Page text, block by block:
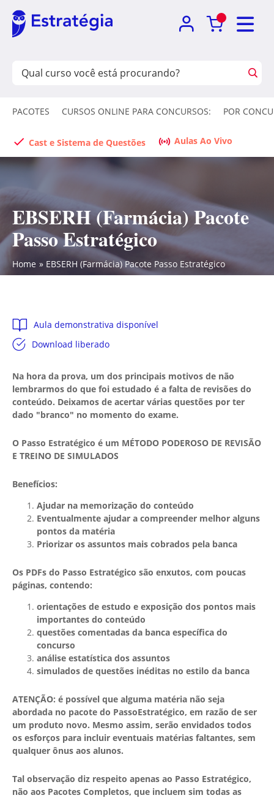
PACOTES CURSOS ONLINE PARA CONCURSOS: POR
Cast e Sistema de Questões Aulas Ao Vivo
EBSERH (Farmácia) Pacote
Passo Estratégico
Home EBSERH (Farmácia) Pacote Passo Estratégico
Aula demonstrativa disponível
Download liberado
Na hora da prova, um dos principais motivos de não
lembrarmos do que foi estudado é a falta de revisões do
conteúdo. Deixamos de acertar várias questões por ter
dado "branco" no momento do exame.
O Passo Estratégico é um MÉTODO PODEROSO DE REVISÃO
E TREINO DE SIMULADOS
Benefícios:
Ajudar na memorização do conteúdo
Eventualmente ajudar a compreender melhor alguns
pontos da matéria
Priorizar os assuntos mais cobrados pela banca
Os PDFs do Passo Estratégico são enxutos, com poucas
páginas, contendo:
orientações de estudo e exposição dos pontos mais
importantes do conteúdo
questões comentadas da banca específica do
concurso
análise estatística dos assuntos
simulados de questões inéditas no estilo da banca
ATENÇÃO: é possível que alguma matéria não seja
abordada no pacote do PassoEstratégico, em razão de ser
um produto novo. Mesmo assim, serão envidados todos
os esforços para incluir eventuais matérias faltantes, sem
qualquer ônus aos alunos.
Tal observação diz respeito apenas ao Passo Estratégico,
não aos Pacotes Completos, que incluem sim todas as